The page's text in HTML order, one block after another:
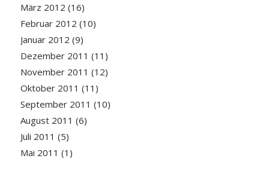
März 2012 (16)
Februar 2012 (10)
Januar 2012 (9)
Dezember 2011 (11)
November 2011 (12)
Oktober 2011 (11)
September 2011 (10)
August 2011 (6)
Juli 2011 (5)
Mai 2011 (1)